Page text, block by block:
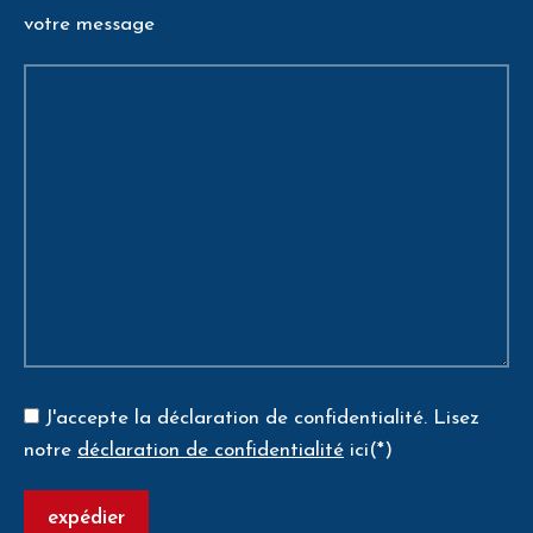
votre message
J'accepte la déclaration de confidentialité. Lisez
notre déclaration de confidentialité ici(*)